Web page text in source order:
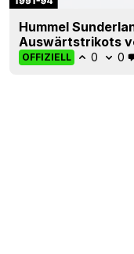
Hummel
Auswärtstrikots
OFFIZIELL 0 0